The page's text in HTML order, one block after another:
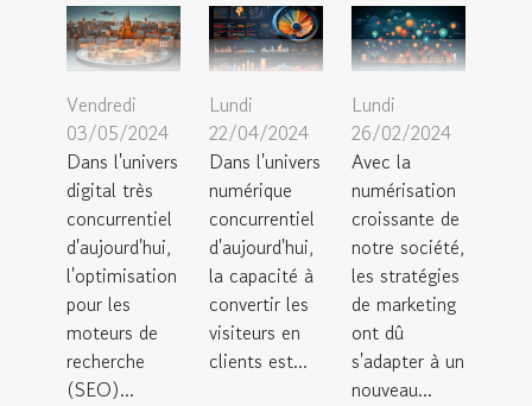
Vendredi
03/05/2024
Dans l'univers
digital très
concurrentiel
d'aujourd'hui,
l'optimisation
pour les
moteurs de
recherche
(SEO)...
Lundi
22/04/2024
Dans l'univers
numérique
concurrentiel
d'aujourd'hui,
la capacité à
convertir les
visiteurs en
clients est...
Lundi
26/02/2024
Avec la
numérisation
croissante de
notre société,
les stratégies
de marketing
ont dû
s'adapter à un
nouveau...